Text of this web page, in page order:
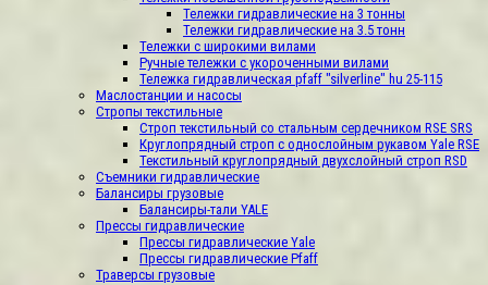
Тележки гидравлические на 3 тонны
Тележки гидравлические на 3.5 тонн
Тележки с широкими вилами
Ручные тележки с укороченными вилами
Тележка гидравлическая pfaff "silverline" hu 25-115
Маслостанции и насосы
Стропы текстильные
Строп текстильный со стальным сердечником RSE SRS
Круглопрядный строп с однослойным рукавом Yale RSЕ
Текстильный круглопрядный двухслойный строп RSD
Съемники гидравлические
Балансиры грузовые
Балансиры-тали YALE
Прессы гидравлические
Прессы гидравлические Yale
Прессы гидравлические Pfaff
Траверсы грузовые